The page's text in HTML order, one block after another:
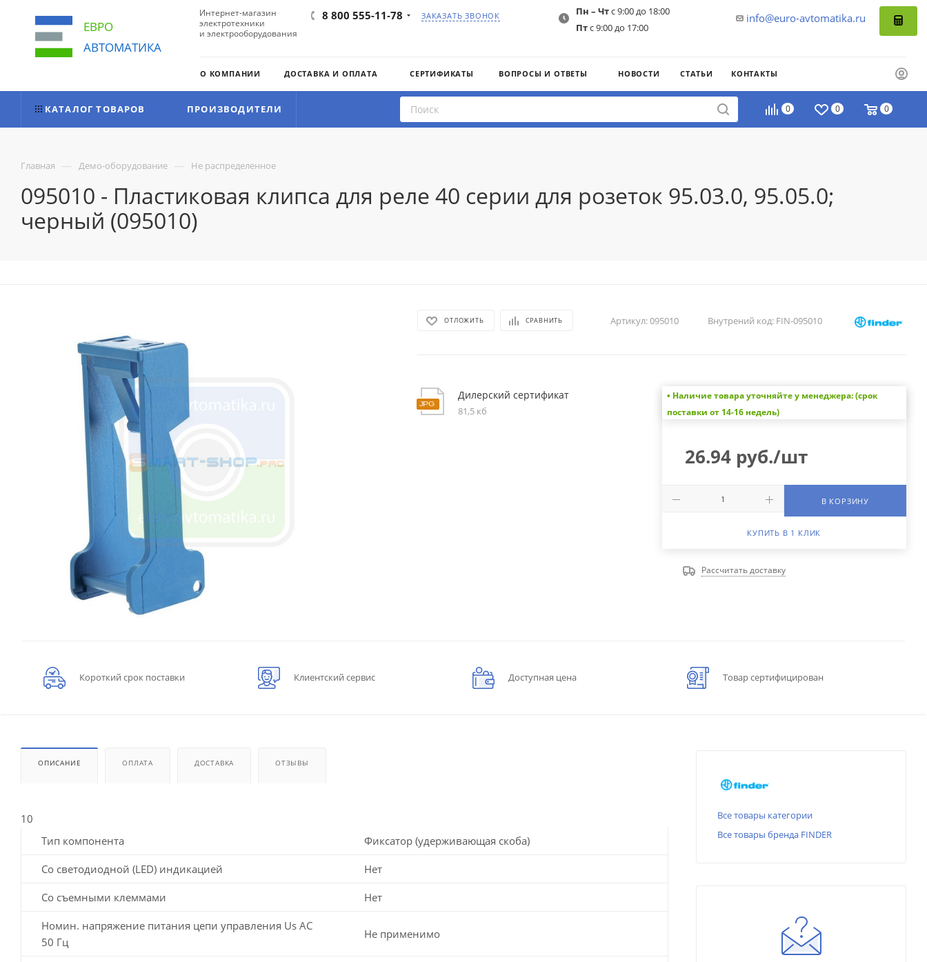
ЕВРО
АВТОМАТИКА
Интернет-магазин
электротехники
и электрооборудования
8 800 555-11-78 ЗАКАЗАТЬ ЗВОНОК info@euro-avtomatika.ru
Пн – Чтс 9:00 до 18:00
Птс 9:00 до 17:00
О КОМПАНИИ ДОСТАВКА И ОПЛАТА СЕРТИФИКАТЫ ВОПРОСЫ И ОТВЕТЫ НОВОСТИ СТАТЬИ КОНТАКТЫ
0 0 0
КАТАЛОГ ТОВАРОВ ПРОИЗВОДИТЕЛИ
Главная — Демо-оборудование — Не распределенное
095010 - Пластиковая клипса для реле 40 серии для розеток 95.03.0, 95.05.0;
черный (095010)
ОТЛОЖИТЬ СРАВНИТЬ Артикул:095010 Внутрений код: FIN-095010
Дилерский сертификат
81,5 кб
• Наличие товара уточняйте у менеджера: (срок
поставки от 14-16 недель)
26.94руб./шт
В КОРЗИНУ
КУПИТЬ В 1 КЛИК
Рассчитать доставку
Короткий срок поставки Клиентский сервис Доступная цена Товар сертифицирован
ОПИСАНИЕ ОПЛАТА ДОСТАВКА ОТЗЫВЫ
10
Тип компонента
Фиксатор (удерживающая скоба)
Со светодиодной (LED) индикацией Нет
Со съемными клеммами Нет
Номин. напряжение питания цепи управления Us AC
50 Гц
Не применимо
Все товары категории
Все товары бренда FINDER